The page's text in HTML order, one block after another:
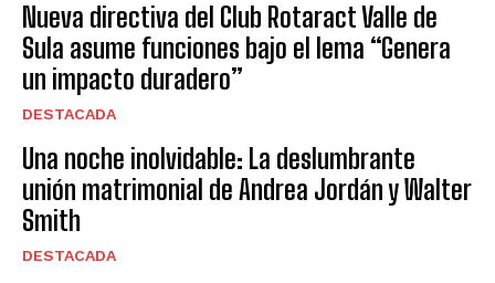
Nueva directiva del Club Rotaract Valle de
Sula asume funciones bajo el lema “Genera
un impacto duradero”
DESTACADA
Una noche inolvidable: La deslumbrante
unión matrimonial de Andrea Jordán y Walter
Smith
DESTACADA